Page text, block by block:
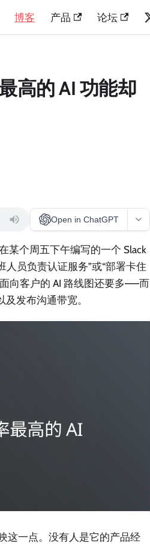
博客 产品 论坛
高的 AI 功能却
Open in ChatGPT
某个周五下午编写的一个 Slack
人员负责认证服务”或“部署卡住
向客户的 AI 路线图还要多——而
发布沟通带宽。
这一点。没有人是它的产品经